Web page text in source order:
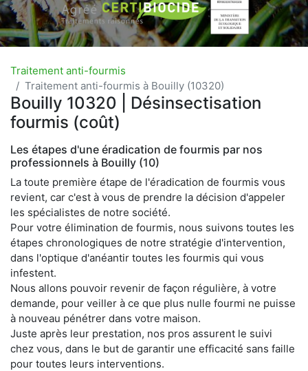
Traitement anti-fourmis
Traitement anti-fourmis à Bouilly (10320)
Bouilly 10320 | Désinsectisation
fourmis (coût)
Les étapes d'une éradication de fourmis par nos
professionnels à Bouilly (10)
La toute première étape de l'éradication de fourmis vous
revient, car c'est à vous de prendre la décision d'appeler
les spécialistes de notre société.
Pour votre élimination de fourmis, nous suivons toutes les
étapes chronologiques de notre stratégie d'intervention,
dans l'optique d'anéantir toutes les fourmis qui vous
infestent.
Nous allons pouvoir revenir de façon régulière, à votre
demande, pour veiller à ce que plus nulle fourmi ne puisse
à nouveau pénétrer dans votre maison.
Juste après leur prestation, nos pros assurent le suivi
chez vous, dans le but de garantir une efficacité sans faille
pour toutes leurs interventions.